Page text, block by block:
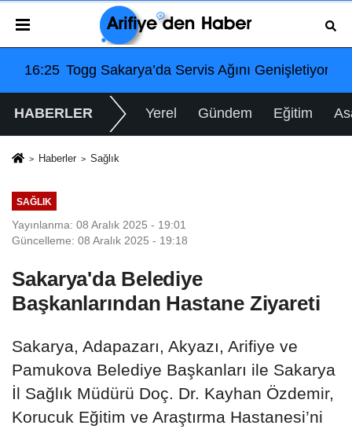
Genişletiyor: Arifiye Hanlıköy’e Yeni Merkez
08:40 Arifiye'de Gençlik Kollarından
HABERLER Yerel Gündem Eğitim
Haberler Sağlık
SAĞLIK
Yayınlanma: 08 Aralık 2025 - 19:01
Güncelleme: 08 Aralık 2025 - 19:18
Sakarya'da Belediye
Başkanlarından Hastane Ziyareti
Sakarya, Adapazarı, Akyazı, Arifiye ve
Pamukova Belediye Başkanları ile Sakarya
İl Sağlık Müdürü Doç. Dr. Kayhan Özdemir,
Korucuk Eğitim ve Araştırma Hastanesi’ni